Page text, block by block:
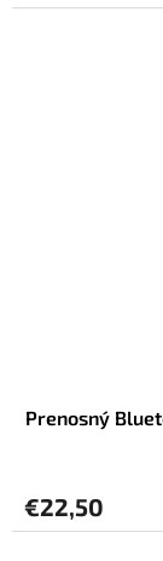
Prenosný
€22,50